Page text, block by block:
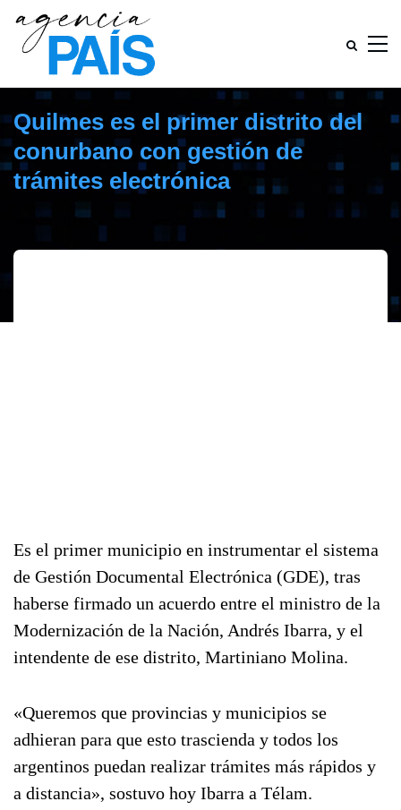
Quilmes es el primer distrito del
conurbano con gestión de
trámites electrónica
Es el primer municipio en instrumentar el sistema
de Gestión Documental Electrónica (GDE), tras
haberse firmado un acuerdo entre el ministro de la
Modernización de la Nación, Andrés Ibarra, y el
intendente de ese distrito, Martiniano Molina.
«Queremos que provincias y municipios se
adhieran para que esto trascienda y todos los
argentinos puedan realizar trámites más rápidos y
a distancia», sostuvo hoy Ibarra a Télam.